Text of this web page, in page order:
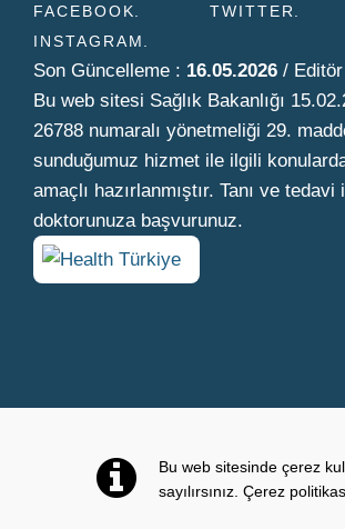
Bu web sitesinde çerez
sayılırsınız. Çerez
Bilgi almak ister misiniz?
FACEBOOK
TWITTER
INSTAGRAM
Son Güncelleme : 16.05.2026 /
Bu web sitesi Sağlık Bakanlığı
26788 numaralı yönetmeliği 29.
sunduğumuz hizmet ile ilgili
amaçlı hazırlanmıştır. Tanı ve
doktorunuza başvurunuz.